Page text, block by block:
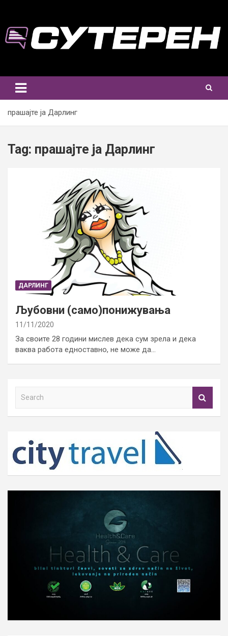
content
прашајте ја Дарлинг
Tag: прашајте ја Дарлинг
ДАРЛИНГ
Љубовни (само)понижувања
11/11/2020
За своите 28 години мислев дека сум зрела и дека
ваква работа едноставно, не може да…
h